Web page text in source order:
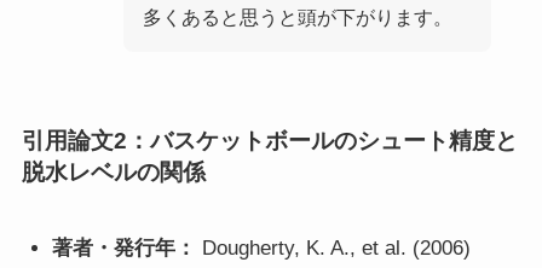
多くあると思うと頭が下がります。
引用論文2：バスケットボールのシュート精度と
脱水レベルの関係
著者・発行年：
Dougherty, K. A., et al. (2006)